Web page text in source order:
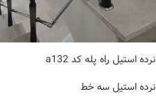
نرده استیل راه پله کد a132
نرده استیل سه خط